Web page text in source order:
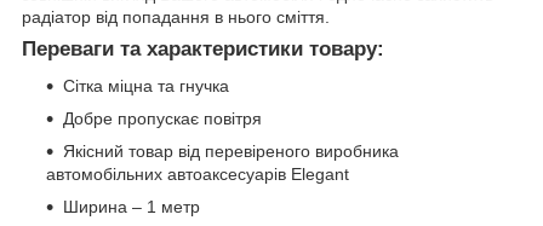
радіатор від попадання в нього сміття.
Переваги та характеристики товару:
Сітка міцна та гнучка
Добре пропускає повітря
Якісний товар від перевіреного виробника
автомобільних автоаксесуарів Elegant
Ширина – 1 метр